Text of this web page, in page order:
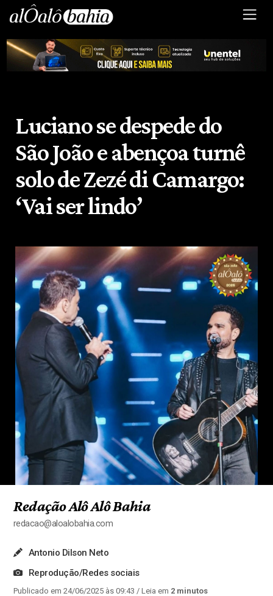
Luciano se despede do
São João e abençoa turnê
solo de Zezé di Camargo:
‘Vai ser lindo’
Redação Alô Alô Bahia
redacao@aloalobahia.com
Antonio Dilson Neto
Reprodução/Redes sociais
Publicado em 24/06/2025 às 09:43 / Leia em 2 minutos